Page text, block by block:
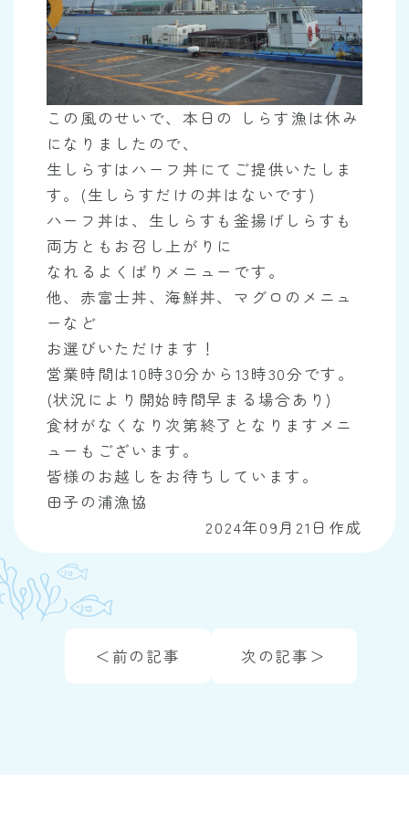
この風のせいで、本日の しらす漁は休み
になりましたので、
生しらすはハーフ丼にてご提供いたしま
す。(生しらすだけの丼はないです)
ハーフ丼は、生しらすも釜揚げしらすも
両方ともお召し上がりに
なれるよくばりメニューです。
他、赤富士丼、海鮮丼、マグロのメニュ
ーなど
お選びいただけます！
営業時間は10時30分から13時30分です。
(状況により開始時間早まる場合あり)
食材がなくなり次第終了となりますメニ
ューもございます。
皆様のお越しをお待ちしています。
田子の浦漁協
2024年09月21日作成
＜前の記事 次の記事＞